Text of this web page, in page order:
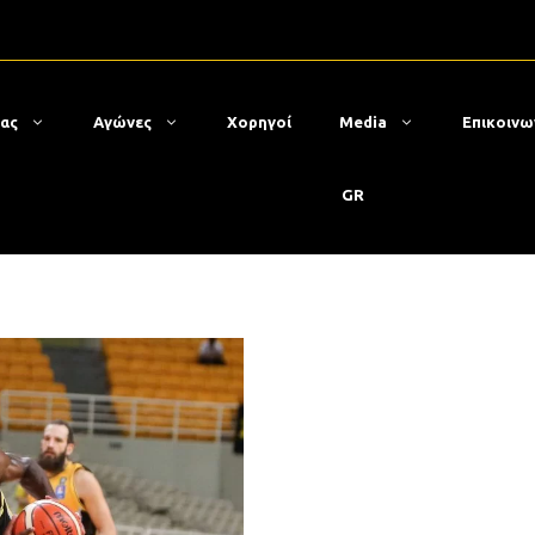
Αγώνες Χορηγοί Media
GR